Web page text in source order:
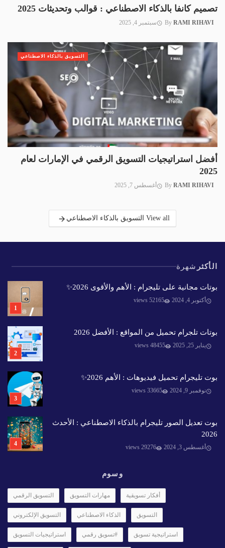
تصميم كانفا بالذكاء الاصطناعي : قوالب وتحديثات 2025
By RAMI RIHAVI سبتمبر 4, 2025
أفضل استراتيجيات التسويق الرقمي في الإمارات لعام
2025
By RAMI RIHAVI أغسطس 7, 2025
التسويق بالذكاء الاصطناعي
View all التسويق بالذكاء الاصطناعي
الأكثر شهرة
بوتات مجانية على تليجرام : الأهم والأقوى 2026✨️
أكتوبر 4, 2024 52165 views
بوتات تلجرام تحميل من المواقع : الأفضل 2026
يناير 25, 2025 48455 views
بوت تليجرام تحميل فيديوهات : الأهم 2026✨️
نوفمبر 9, 2024 33665 views
بوت تعديل الصور تليجرام بالذكاء الاصطناعي : الأحدث
2026
أغسطس 3, 2024 29276 views
وسوم
التسويق الرقمي مهارات التسويق أفكار تسويقية
التسويق الإلكتروني الذكاء الاصطناعي التسويق
استراتيجيات التسويق #تسويق رقمي استراتيجية تسويق